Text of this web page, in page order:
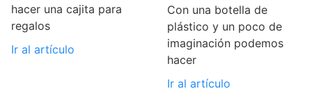
hacer una cajita para
regalos
Ir al artículo
Con una botella de
plástico y un poco de
imaginación podemos
hacer
Ir al artículo